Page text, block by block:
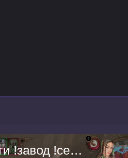
BG3 ПЕРВОЕ ПРОХОЖДЕНИЕ #18 | !gd !тг !бусти !завод !сервер